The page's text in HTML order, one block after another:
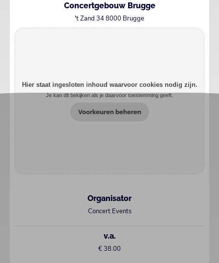
Concertgebouw Brugge
't Zand 34 8000 Brugge
Hier staat ingesloten inhoud waarvoor cookies nodig zijn.
Je kan dit bekijken als je daarvoor toestemming geeft.
Voorkeuren beheren
Organisator
Concert Events
v.a.
€ 38.00